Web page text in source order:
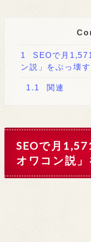
1
SEOで月
ン説」をぶっ壊す
1.1 関連
SEOで月
オワコン説」